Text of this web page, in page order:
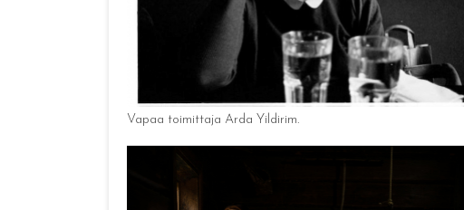
Vapaa toimittaja Arda Yildirim.